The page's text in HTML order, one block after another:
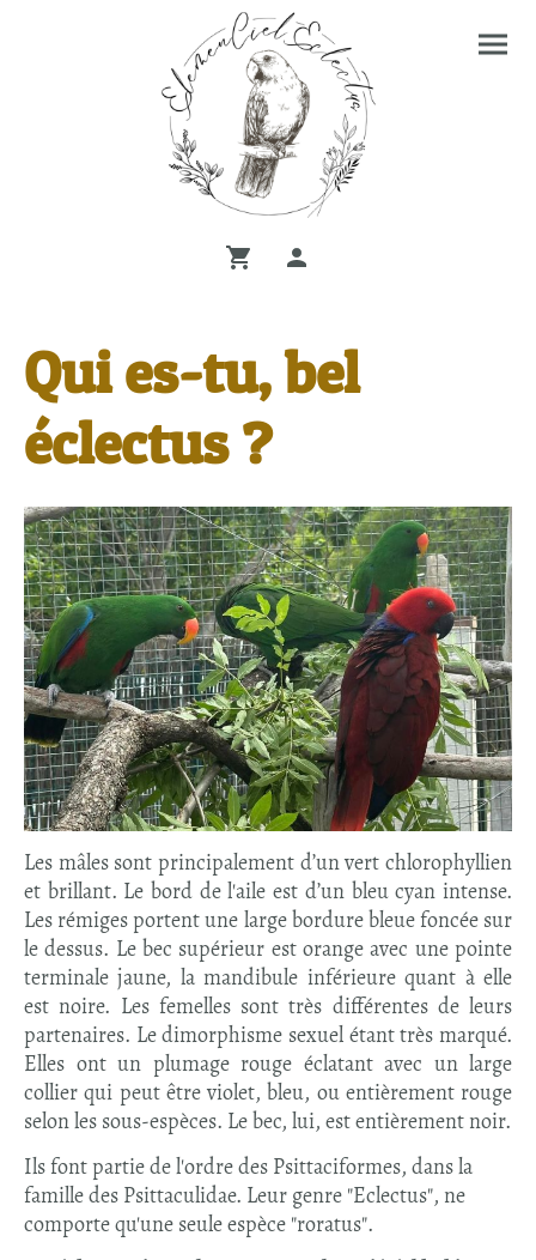
Qui es-tu, bel
éclectus ?
Les mâles sont principalement d’un vert chlorophyllien
et brillant. Le bord de l'aile est d’un bleu cyan intense.
Les rémiges portent une large bordure bleue foncée sur
le dessus. Le bec supérieur est orange avec une pointe
terminale jaune, la mandibule inférieure quant à elle
est noire. Les femelles sont très différentes de leurs
partenaires. Le dimorphisme sexuel étant très marqué.
Elles ont un plumage rouge éclatant avec un large
collier qui peut être violet, bleu, ou entièrement rouge
selon les sous-espèces. Le bec, lui, est entièrement noir.
Ils font partie de l'ordre des Psittaciformes, dans la
famille des Psittaculidae. Leur genre "Eclectus", ne
comporte qu'une seule espèce "roratus".